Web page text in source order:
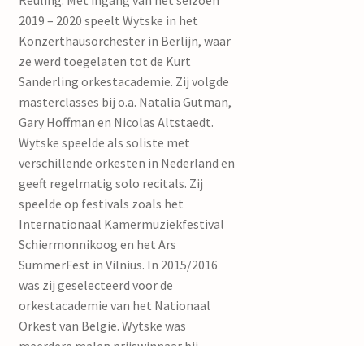
2019 – 2020 speelt Wytske in het
Konzerthausorchester in Berlijn, waar
ze werd toegelaten tot de Kurt
Sanderling orkestacademie. Zij volgde
masterclasses bij o.a. Natalia Gutman,
Gary Hoffman en Nicolas Altstaedt.
Wytske speelde als soliste met
verschillende orkesten in Nederland en
geeft regelmatig solo recitals. Zij
speelde op festivals zoals het
Internationaal Kamermuziekfestival
Schiermonnikoog en het Ars
SummerFest in Vilnius. In 2015/2016
was zij geselecteerd voor de
orkestacademie van het Nationaal
Orkest van België. Wytske was